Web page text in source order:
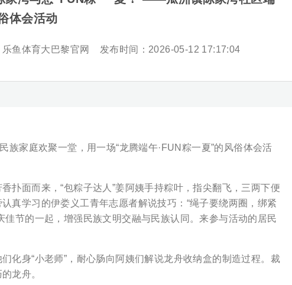
体会活动
乐鱼体育大巴黎官网 发布时间：2026-05-12 17:17:04
家庭欢聚一堂，用一场“龙腾端午·FUN粽一夏”的风俗体会活
面而来，“包粽子达人”姜阿姨手持粽叶，指尖翻飞，三两下便
真学习的伊娄义工青年志愿者解说技巧：“绳子要绕两圈，绑紧
节的一起，增强民族文明交融与民族认同。来参与活动的居民
身“小老师”，耐心肠向阿姨们解说龙舟收纳盒的制造过程。裁
龙舟。